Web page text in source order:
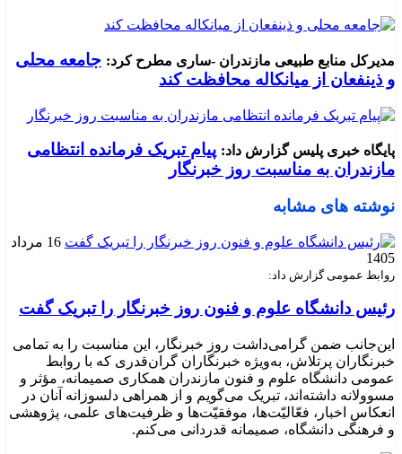
مدیرکل منابع طبیعی مازندران -ساری مطرح کرد: جامعه محلی
و ذینفعان از میانکاله محافظت کند
پایگاه خبری پلیس گزارش داد: پیام تبریک فرمانده انتظامی
مازندران به مناسبت روز خبرنگار
نوشته های مشابه
16 مرداد
1405
روابط عمومی گزارش داد:
رئیس دانشگاه علوم و فنون روز خبرنگار را تبریک گفت
این‌جانب ضمن گرامی‌داشت روز خبرنگار، این مناسبت را به تمامی
خبرنگاران پرتلاش، به‌ویژه خبرنگاران گران‌قدری که با روابط
عمومی دانشگاه علوم و فنون مازندران همکاری صمیمانه، مؤثر و
مسوولانه داشته‌اند، تبریک می‌گویم و از همراهی دلسوزانه آنان در
انعکاس اخبار، فعّالیّت‌ها، موفقیّت‌ها و ظرفیت‌های علمی، پژوهشی
و فرهنگی دانشگاه، صمیمانه قدردانی می‌کنم.